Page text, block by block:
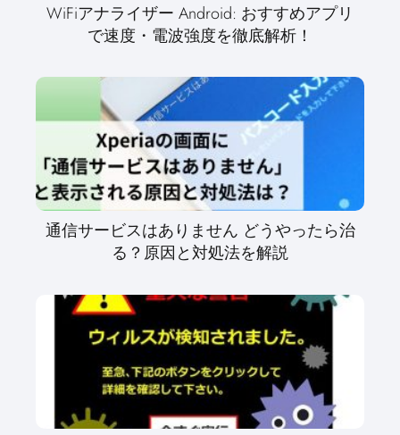
WiFiアナライザー Android: おすすめアプリ
で速度・電波強度を徹底解析！
通信サービスはありません どうやったら治
る？原因と対処法を解説